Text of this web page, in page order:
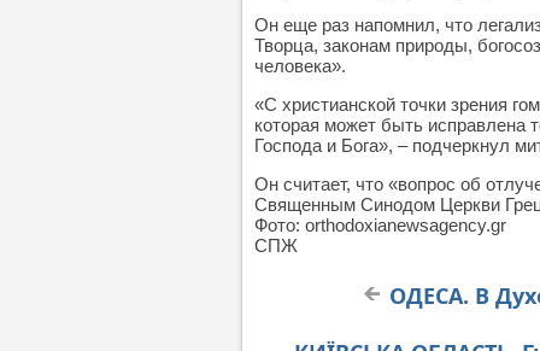
Он еще раз напомнил, что
Творца, законам природы,
человека».
«С христианской точки зрения
которая может быть
Господа и Бога», – подчеркнул
Он считает, что «вопрос об
Священным Синодом Церкви
Фото: orthodoxianewsagency.gr
СПЖ
ОДЕСА. В